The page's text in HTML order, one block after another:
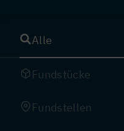
Alle
Fundstücke
Fundstellen